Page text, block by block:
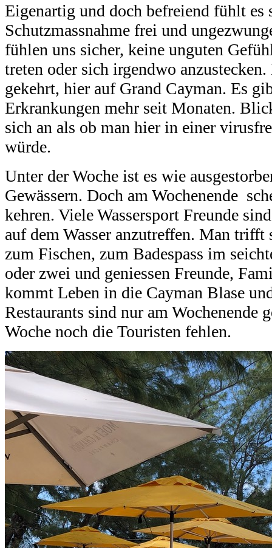
Eigenartig und doch befreiend fühlt es
Schutzmassnahme frei und
fühlen uns sicher, keine unguten
treten oder sich irgendwo
gekehrt, hier auf Grand Cayman. Es
Erkrankungen mehr seit Monaten.
sich an als ob man hier in einer
würde.
Unter der Woche ist es wie
Gewässern. Doch am Wochenende
kehren. Viele Wassersport Freunde
auf dem Wasser anzutreffen. Man
zum Fischen, zum Badespass im
oder zwei und geniessen Freunde,
kommt Leben in die Cayman Blase
Restaurants sind nur am Wochenende
Woche noch die Touristen fehlen.